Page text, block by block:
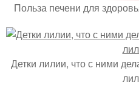
Польза печени для
Детки лилии, что с ними